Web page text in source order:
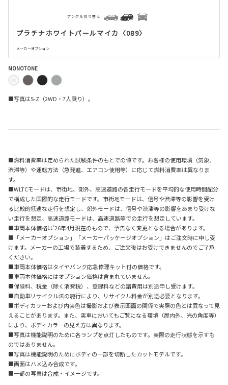
プラチナホワイトパールマイカ〈089〉
メーカーオプション
アングル切り替え
MONOTONE
■写真はS-Z（2WD・7人乗り）。
■燃料消費率は定められた試験条件のもとでの値です。お客様の使用環境（気象、
渋滞等）や運転方法（急発進、エアコン使用等）に応じて燃料消費率は異なりま
す。
■WLTCモードは、市街地、郊外、高速道路の各走行モードを平均的な使用時間配分
で構成した国際的な走行モードです。市街地モードは、信号や渋滞等の影響を受け
る比較的低速な走行を想定し、郊外モードは、信号や渋滞等の影響をあまり受けな
い走行を想定、高速道路モードは、高速道路等での走行を想定しています。
■車両本体価格は’26年4月現在のもので、予告なく変更となる場合があります。
■「メーカーオプション」「メーカーパッケージオプション」はご注文時に申し受
けます。メーカーの工場で装着するため、ご注文後はお受けできませんのでご了承
ください。
■車両本体価格はタイヤパンク応急修理キット付の価格です。
■車両本体価格にはオプション価格は含まれていません。
■保険料、税金（除く消費税）、登録料などの諸費用は別途申し受けます。
■自動車リサイクル法の施行により、リサイクル料金が別途必要となります。
■ボディカラーおよび内装色は撮影および表示画面の関係で実際の色とは異なって見
えることがあります。また、実車においてもご覧になる環境（屋内外、光の角度等）
により、ボディカラーの見え方は異なります。
■写真は機能説明のために各ランプを点灯したものです。実際の走行状態を示すも
のではありません。
■写真は機能説明のためにボディの一部を切断したカットモデルです。
■画面はハメ込み合成です。
■一部の写真は合成・イメージです。